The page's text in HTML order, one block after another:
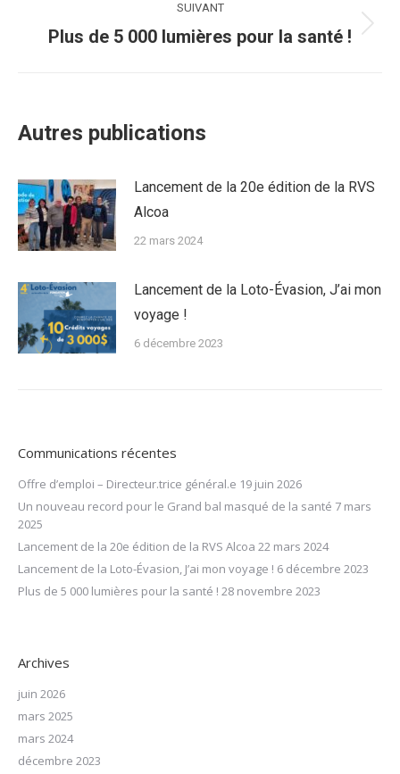
SUIVANT
Article
Plus de 5 000 lumières pour la santé !
Autres publications
Lancement de la 20e édition de la RVS
Alcoa
22 mars 2024
Lancement de la Loto-Évasion, J’ai mon
voyage !
6 décembre 2023
Communications récentes
Offre d’emploi – Directeur.trice général.e 19 juin 2026
Un nouveau record pour le Grand bal masqué de la santé 7 mars
2025
Lancement de la 20e édition de la RVS Alcoa 22 mars 2024
Lancement de la Loto-Évasion, J’ai mon voyage ! 6 décembre 2023
Plus de 5 000 lumières pour la santé ! 28 novembre 2023
Archives
juin 2026
mars 2025
mars 2024
décembre 2023